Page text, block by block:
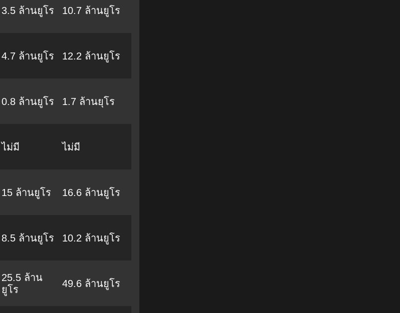
3.5 ล้านยูโร 10.7 ล้านยูโร
4.7 ล้านยูโร 12.2 ล้านยูโร
0.8 ล้านยูโร 1.7 ล้านยุโร
ไม่มี ไม่มี
15 ล้านยูโร 16.6 ล้านยูโร
8.5 ล้านยูโร 10.2 ล้านยูโร
25.5 ล้าน
ยูโร
49.6 ล้านยูโร